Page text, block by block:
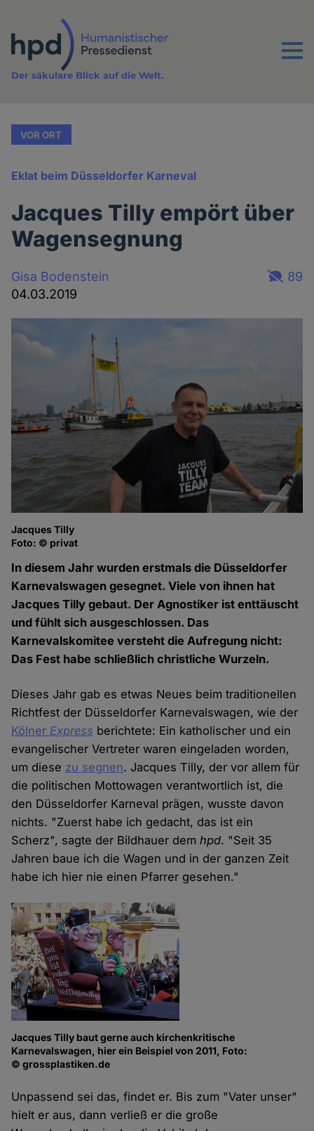
Inhalt
Menu
Der säkulare Blick auf die Welt.
VOR ORT
Eklat beim Düsseldorfer Karneval
Jacques Tilly empört über
Wagensegnung
Gisa Bodenstein
04.03.2019
89
Jacques Tilly
Foto: © privat
In diesem Jahr wurden erstmals die Düsseldorfer
Karnevalswagen gesegnet. Viele von ihnen hat
Jacques Tilly gebaut. Der Agnostiker ist enttäuscht
und fühlt sich ausgeschlossen. Das
Karnevalskomitee versteht die Aufregung nicht:
Das Fest habe schließlich christliche Wurzeln.
Dieses Jahr gab es etwas Neues beim traditionellen
Richtfest der Düsseldorfer Karnevalswagen, wie der
Kölner Express berichtete: Ein katholischer und ein
evangelischer Vertreter waren eingeladen worden,
um diese zu segnen. Jacques Tilly, der vor allem für
die politischen Mottowagen verantwortlich ist, die
den Düsseldorfer Karneval prägen, wusste davon
nichts. "Zuerst habe ich gedacht, das ist ein
Scherz", sagte der Bildhauer demhpd. "Seit 35
Jahren baue ich die Wagen und in der ganzen Zeit
habe ich hier nie einen Pfarrer gesehen."
Jacques Tilly baut gerne auch kirchenkritische
Karnevalswagen, hier ein Beispiel von 2011, Foto:
© grossplastiken.de
Unpassend sei das, findet er. Bis zum "Vater unser"
hielt er aus, dann verließ er die große